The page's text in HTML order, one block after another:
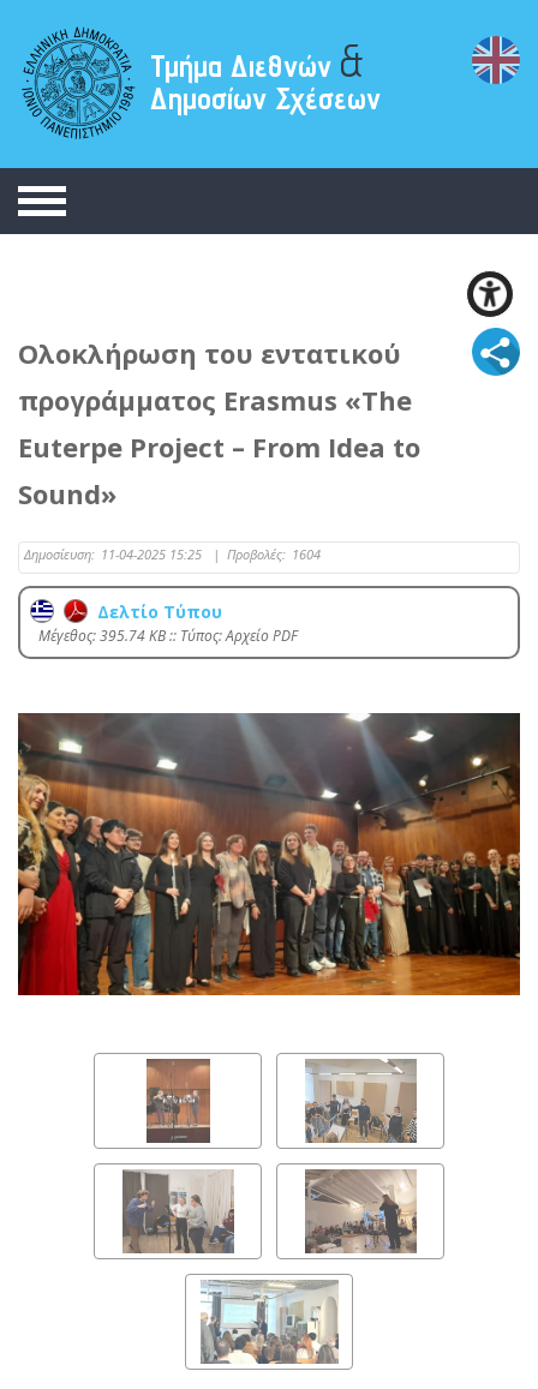
Τμήμα Διεθνών &
Δημοσίων Σχέσεων
Ολοκλήρωση του εντατικού
προγράμματος Erasmus «The
Euterpe Project – From Idea to
Sound»
Δημοσίευση: 11-04-2025 15:25 | Προβολές: 1604
Δελτίο Τύπου
Mέγεθος: 395.74 KB :: Τύπος: Αρχείο PDF